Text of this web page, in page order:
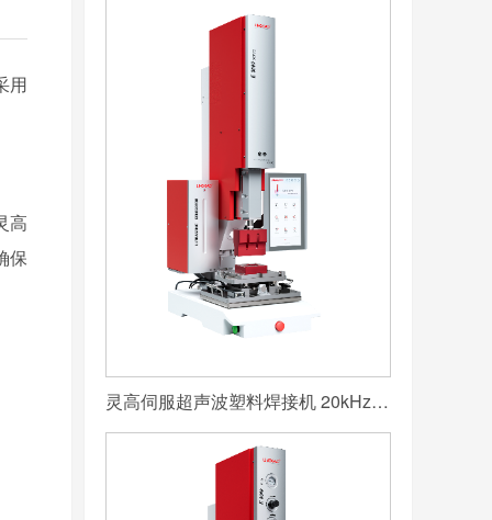
用
高
保
灵高伺服超声波塑料焊接机 20kHz 2000/3000W K3000 Servo